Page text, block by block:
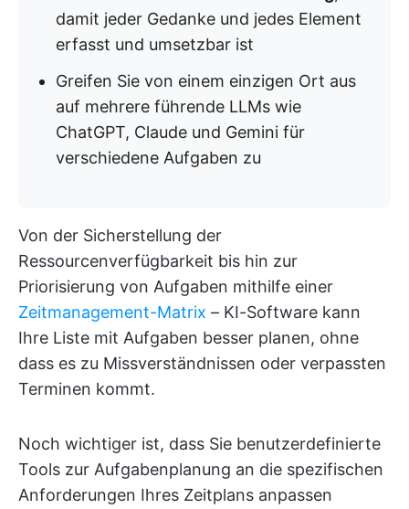
damit jeder Gedanke und jedes Element
erfasst und umsetzbar ist
Greifen Sie von einem einzigen Ort aus
auf mehrere führende LLMs wie
ChatGPT, Claude und Gemini für
verschiedene Aufgaben zu
Von der Sicherstellung der
Ressourcenverfügbarkeit bis hin zur
Priorisierung von Aufgaben mithilfe einer
Zeitmanagement-Matrix – KI-Software kann
Ihre Liste mit Aufgaben besser planen, ohne
dass es zu Missverständnissen oder verpassten
Terminen kommt.
Noch wichtiger ist, dass Sie benutzerdefinierte
Tools zur Aufgabenplanung an die spezifischen
Anforderungen Ihres Zeitplans anpassen